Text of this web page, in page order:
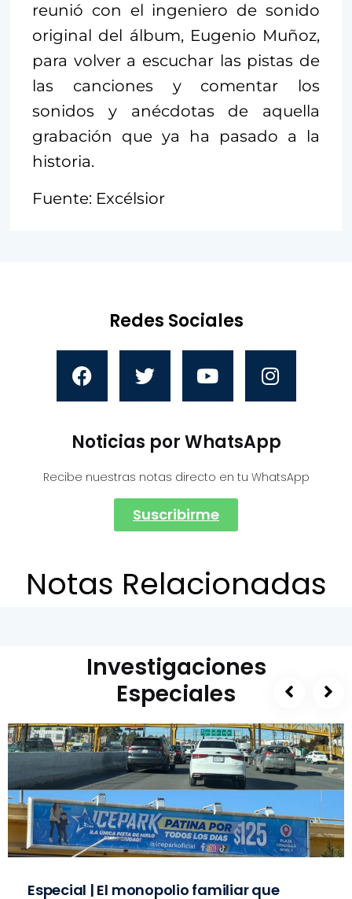
reunió con el ingeniero de sonido
original del álbum, Eugenio Muñoz,
para volver a escuchar las pistas de
las canciones y comentar los
sonidos y anécdotas de aquella
grabación que ya ha pasado a la
historia.
Fuente: Excélsior
Redes Sociales
Noticias por WhatsApp
Recibe nuestras notas directo en tu WhatsApp
Suscribirme
Notas Relacionadas
Investigaciones
Especiales
Especial | El monopolio familiar que